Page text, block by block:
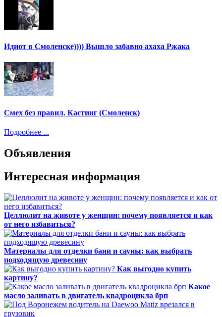
Идиот в Смоленске)))) Вышло забавно ахаха Ржака
Смех без правил. Кастинг (Смоленск)
Подробнее ...
Объявления
Интересная информация
Целлюлит на животе у женщин: почему появляется и как
от него избавиться?
Материалы для отделки бани и сауны: как выбрать
подходящую древесину
Как выгодно купить
картину?
Какое
масло заливать в двигатель квадроцикла брп